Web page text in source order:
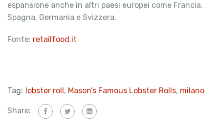
espansione anche in altri paesi europei come Francia,
Spagna, Germania e Svizzera.
Fonte: retailfood.it
Tag: lobster roll, Mason’s Famous Lobster Rolls, milano
Share: